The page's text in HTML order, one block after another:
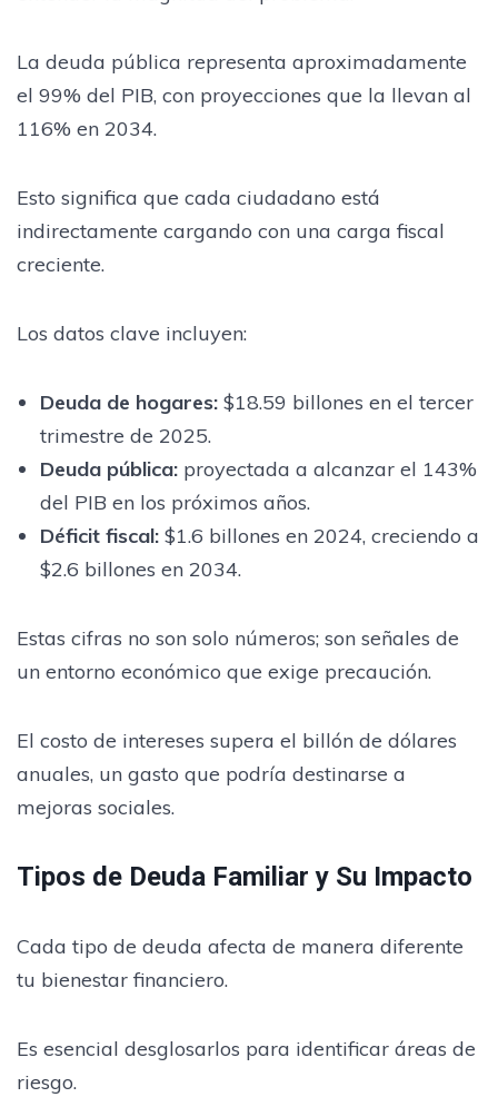
La deuda pública representa aproximadamente
el 99% del PIB, con proyecciones que la llevan al
116% en 2034.
Esto significa que cada ciudadano está
indirectamente cargando con una carga fiscal
creciente.
Los datos clave incluyen:
Deuda de hogares:$18.59 billones en el tercer
trimestre de 2025.
Deuda pública:proyectada a alcanzar el 143%
del PIB en los próximos años.
Déficit fiscal:$1.6 billones en 2024, creciendo a
$2.6 billones en 2034.
Estas cifras no son solo números; son señales de
un entorno económico que exige precaución.
El costo de intereses supera el billón de dólares
anuales, un gasto que podría destinarse a
mejoras sociales.
Tipos de Deuda Familiar y Su Impacto
Cada tipo de deuda afecta de manera diferente
tu bienestar financiero.
Es esencial desglosarlos para identificar áreas de
riesgo.